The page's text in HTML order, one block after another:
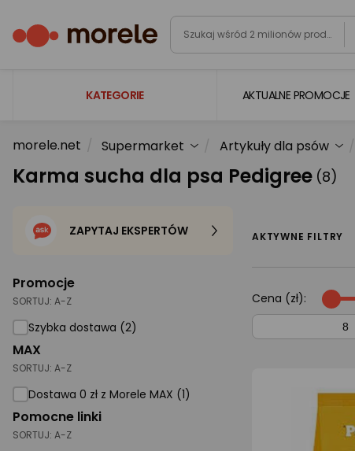
KATEGORIE
Laptopy
Komputery
Gaming
Telewizory i audio
Foto i kamery
AGD duże
Dom i ogród
Biuro i firma
AKTUALNE PROMOCJE
morele.net Supermarket Artykuły dla psów
Karma sucha dla psa Pedigree (8)
Promocje
SORTUJ: A-Z
Szybka dostawa (2)
MAX
SORTUJ: A-Z
Dostawa 0 zł z Morele MAX (1)
Pomocne linki
SORTUJ: A-Z
ZAPYTAJ EKSPERTÓW AKTYWNE FILTRY
Cena (zł):